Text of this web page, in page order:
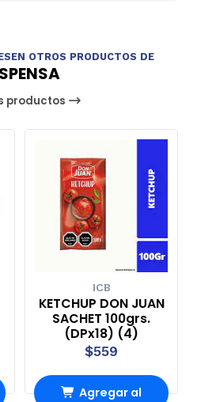
OTROS PRODUCTOS DE
productos
ICB
KETCHUP DON JUAN
SACHET 100grs.
(DPx18) (4)
$559
Agregar al